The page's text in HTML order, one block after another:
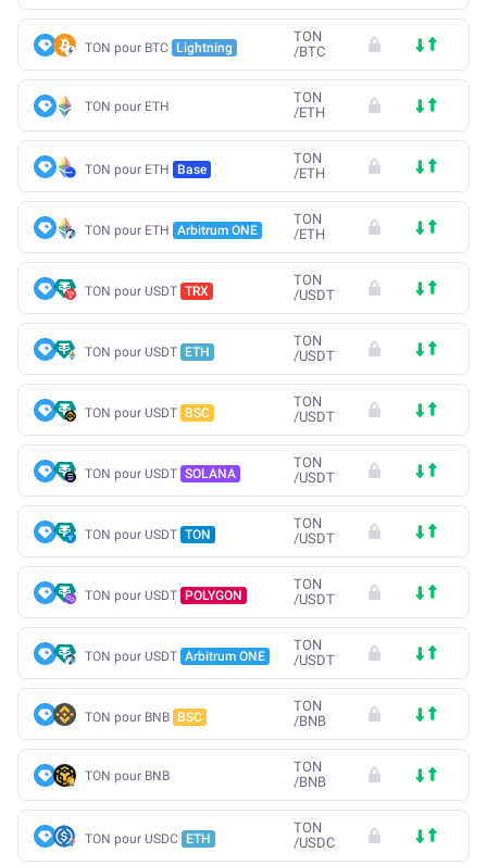
TON pour BTC Lightning
TON
/BTC
TON pour ETH
TON
/ETH
TON pour ETH Base
TON
/ETH
TON pour ETH Arbitrum ONE
TON
/ETH
TON pour USDT TRX
TON
/USDT
TON pour USDT ETH
TON
/USDT
TON pour USDT BSC
TON
/USDT
TON pour USDT SOLANA
TON
/USDT
TON pour USDT TON
TON
/USDT
TON pour USDT POLYGON
TON
/USDT
TON pour USDT Arbitrum ONE
TON
/USDT
TON pour BNB BSC
TON
/BNB
TON pour BNB
TON
/BNB
TON pour USDC ETH
TON
/USDC